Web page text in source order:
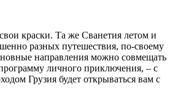
краски. Та же Сванетия летом и
разных путешествия, по-своему
направления можно совмещать
личного приключения, – с
Грузия будет открываться вам с